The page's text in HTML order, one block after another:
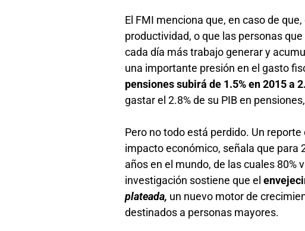
El FMI menciona que, en caso de
productividad, o que las personas
cada día más trabajo generar y
una importante presión en el gasto
pensiones subirá de 1.5% en 2015 a
gastar el 2.8% de su PIB en
Pero no todo está perdido. Un
impacto económico, señala que para
años en el mundo, de las cuales
investigación sostiene que el
plateada, un nuevo motor de
destinados a personas mayores.